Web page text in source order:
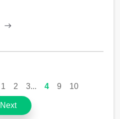
1 2 3 4 9 10
Next